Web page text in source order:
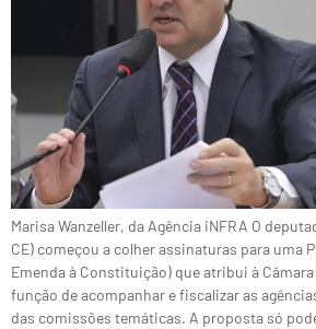
Marisa Wanzeller, da Agência iNFRA O
CE) começou a colher assinaturas para uma
Emenda à Constituição) que atribui à
função de acompanhar e fiscalizar as
das comissões temáticas. A proposta só